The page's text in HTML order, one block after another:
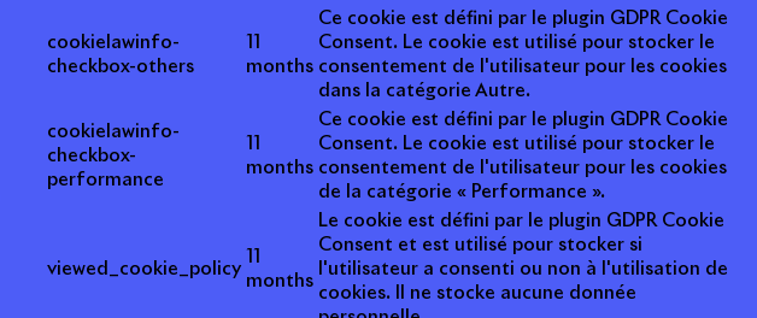
cookielawinfo-
checkbox-others
months
Ce cookie est défini par le plugin GDPR Cookie
Consent. Le cookie est utilisé pour stocker le
consentement de l'utilisateur pour les cookies
dans la catégorie Autre.
cookielawinfo-
checkbox-
performance
months
Ce cookie est défini par le plugin GDPR Cookie
Consent. Le cookie est utilisé pour stocker le
consentement de l'utilisateur pour les cookies
de la catégorie « Performance ».
viewed_cookie_policy
months
Le cookie est défini par le plugin GDPR Cookie
Consent et est utilisé pour stocker si
l'utilisateur a consenti ou non à l'utilisation de
cookies. Il ne stocke aucune donnée